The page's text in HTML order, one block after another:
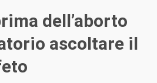
dell’aborto
ascoltare il